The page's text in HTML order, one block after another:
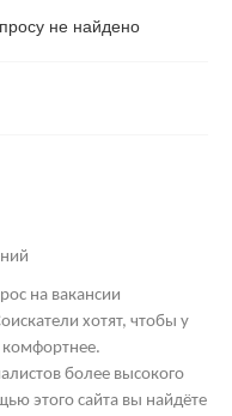
не найдено
на вакансии
хотят, чтобы у
комфортнее.
более высокого
этого сайта вы найдёте